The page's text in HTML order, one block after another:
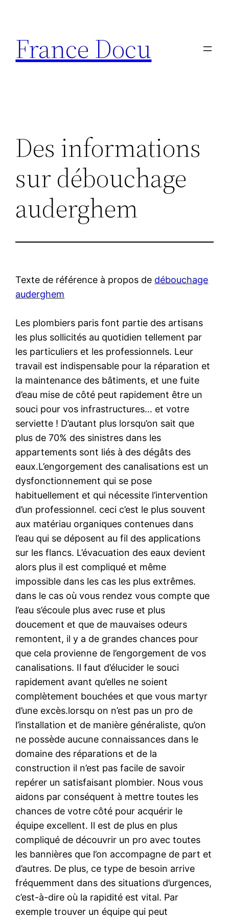
contenu
France Docu
Des informations
sur débouchage
auderghem
Texte de référence à propos de débouchage
auderghem
Les plombiers paris font partie des artisans
les plus sollicités au quotidien tellement par
les particuliers et les professionnels. Leur
travail est indispensable pour la réparation et
la maintenance des bâtiments, et une fuite
d’eau mise de côté peut rapidement être un
souci pour vos infrastructures… et votre
serviette ! D’autant plus lorsqu’on sait que
plus de 70% des sinistres dans les
appartements sont liés à des dégâts des
eaux.L’engorgement des canalisations est un
dysfonctionnement qui se pose
habituellement et qui nécessite l’intervention
d’un professionnel. ceci c’est le plus souvent
aux matériau organiques contenues dans
l’eau qui se déposent au fil des applications
sur les flancs. L’évacuation des eaux devient
alors plus il est compliqué et même
impossible dans les cas les plus extrêmes.
dans le cas où vous rendez vous compte que
l’eau s’écoule plus avec ruse et plus
doucement et que de mauvaises odeurs
remontent, il y a de grandes chances pour
que cela provienne de l’engorgement de vos
canalisations. Il faut d’élucider le souci
rapidement avant qu’elles ne soient
complètement bouchées et que vous martyr
d’une excès.lorsqu on n’est pas un pro de
l’installation et de manière généraliste, qu’on
ne possède aucune connaissances dans le
domaine des réparations et de la
construction il n’est pas facile de savoir
repérer un satisfaisant plombier. Nous vous
aidons par conséquent à mettre toutes les
chances de votre côté pour acquérir le
équipe excellent. Il est de plus en plus
compliqué de découvrir un pro avec toutes
les bannières que l’on accompagne de part et
d’autres. De plus, ce type de besoin arrive
fréquemment dans des situations d’urgences,
c’est-à-dire où la rapidité est vital. Par
exemple trouver un équipe qui peut